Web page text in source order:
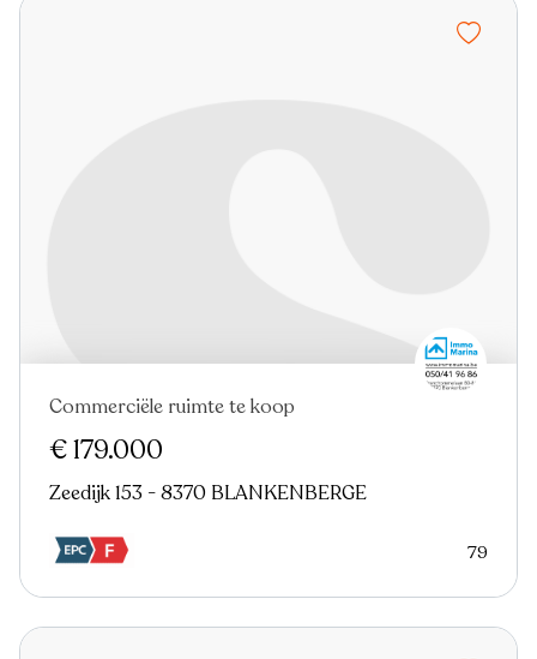
Commerciële ruimte te koop
€ 179.000
Zeedijk 153 - 8370 BLANKENBERGE
79